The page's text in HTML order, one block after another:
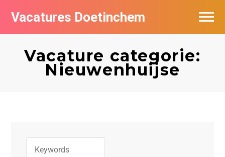
Vacatures Doetinchem
Vacature categorie:
Nieuwenhuijse
Vacatures per bedrijf
De populairste vacatures in Doetinchem